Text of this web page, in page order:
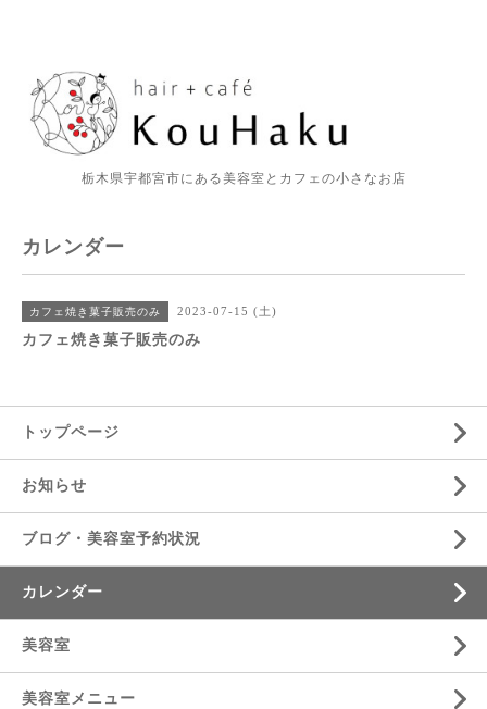
栃木県宇都宮市にある美容室とカフェの小さなお店
カレンダー
カフェ焼き菓子販売のみ 2023-07-15 (土)
カフェ焼き菓子販売のみ
トップページ
お知らせ
ブログ・美容室予約状況
カレンダー
美容室
美容室メニュー